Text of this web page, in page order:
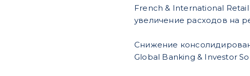
French & International
увеличение расходов на
Снижение
Global Banking & Investor